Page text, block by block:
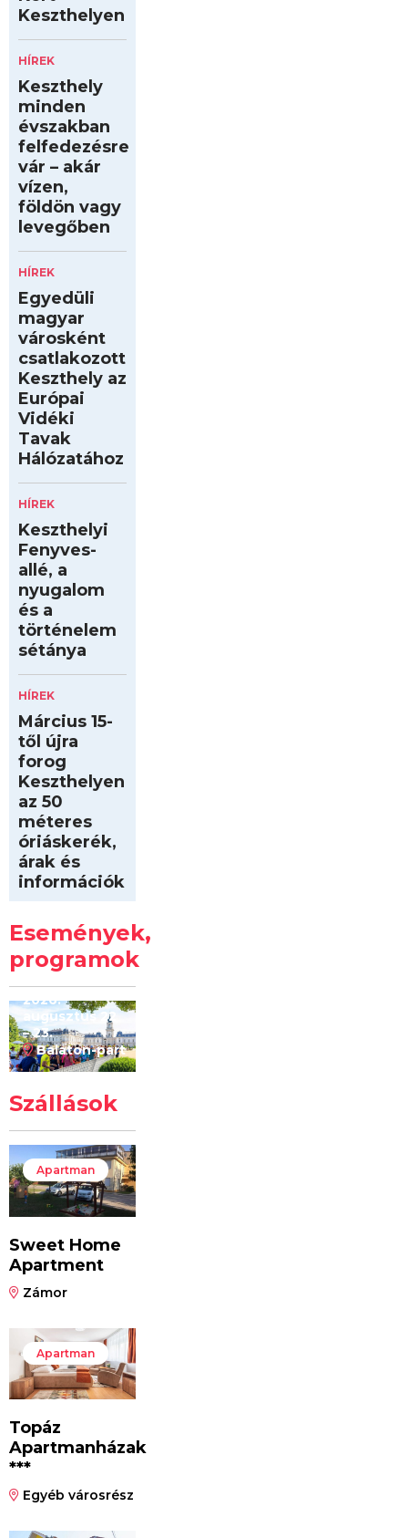
Keszthelyen
HÍREK
Keszthely
minden
évszakban
felfedezésre
vár – akár
vízen,
földön vagy
levegőben
HÍREK
Egyedüli
magyar
városként
csatlakozott
Keszthely az
Európai
Vidéki
Tavak
Hálózatához
HÍREK
Keszthelyi
Fenyves-
allé, a
nyugalom
és a
történelem
sétánya
HÍREK
Március 15-
től újra
forog
Keszthelyen
az 50
méteres
óriáskerék,
árak és
információk
Események,
programok
Kilóméterek
2026
2026.
augusztus 22
– 23.
Balaton-part
Szállások
Apartman
Sweet Home
Apartment
Zámor
Apartman
Topáz
Apartmanházak
***
Egyéb városrész